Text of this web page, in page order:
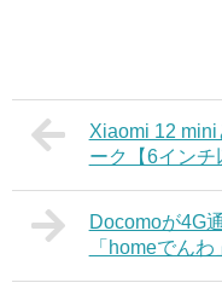
Xiaomi 12 mini
ーク【6インチ
Docomoが4G
「homeでん